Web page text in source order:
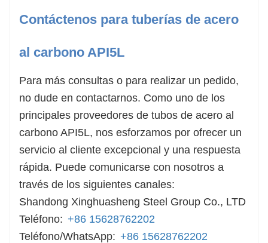
Contáctenos para tuberías de acero
al carbono API5L
Para más consultas o para realizar un pedido,
no dude en contactarnos. Como uno de los
principales proveedores de tubos de acero al
carbono API5L, nos esforzamos por ofrecer un
servicio al cliente excepcional y una respuesta
rápida. Puede comunicarse con nosotros a
través de los siguientes canales:
Shandong Xinghuasheng Steel Group Co., LTD
Teléfono: +86 15628762202
Teléfono/WhatsApp: +86 15628762202